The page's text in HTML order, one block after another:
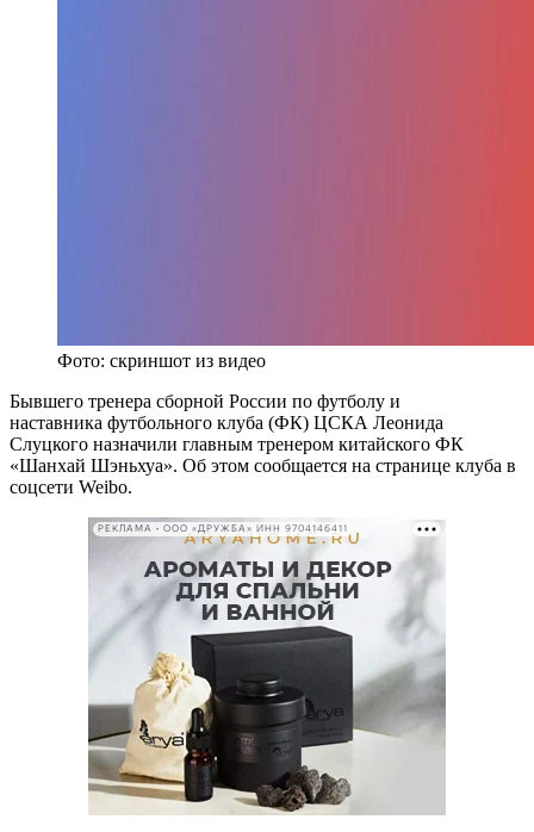
Фото: скриншот из видео
Бывшего тренера сборной России по футболу и
наставника футбольного клуба (ФК) ЦСКА Леонида
Слуцкого назначили главным тренером китайского ФК
«Шанхай Шэньхуа». Об этом сообщается на странице клуба в
соцсети Weibo.
РЕКЛАМА • ООО «ДРУЖБА» ИНН 9704146411